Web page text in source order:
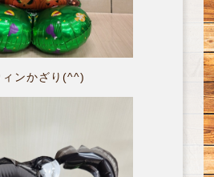
ンかざり(^^)